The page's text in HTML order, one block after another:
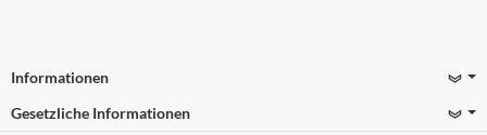
Informationen
Gesetzliche Informationen